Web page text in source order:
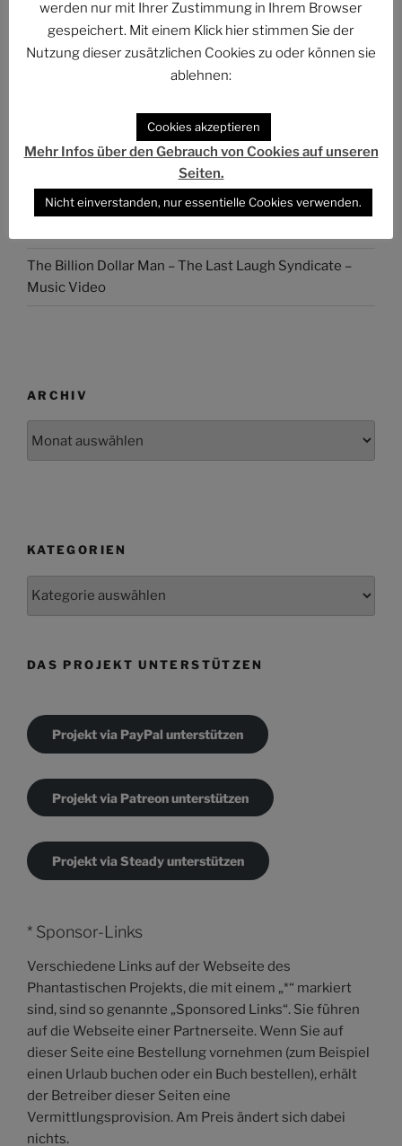
PHANTUM NOVA 001 – Der Neubeginn
Der Stand der Dinge beim QUADRUVIUM CLUB
DAS PHANTASTISCHE PROJEKT – Hinein, hindurch
und darüber hinaus…
Abmahnung gegen BKM: Buchhandlung geht rechtlich
gegen Interview-Äußerungen des
The Billion Dollar Man – The Last Laugh Syndicate –
Music Video
ARCHIV
KATEGORIEN
DAS PROJEKT UNTERSTÜTZEN
Projekt via PayPal unterstützen
Projekt via Patreon unterstützen
Projekt via Steady unterstützen
* Sponsor-Links
Verschiedene Links auf der Webseite des
Phantastischen Projekts, die mit einem „*“ markiert
sind, sind so genannte „Sponsored Links“. Sie führen
auf die Webseite einer Partnerseite. Wenn Sie auf
dieser Seite eine Bestellung vornehmen (zum Beispiel
einen Urlaub buchen oder ein Buch bestellen), erhält
der Betreiber dieser Seiten eine
Vermittlungsprovision. Am Preis ändert sich dabei
nichts.
werden nur mit Ihrer Zustimmung in Ihrem Browser
gespeichert. Mit einem Klick hier stimmen Sie der
Nutzung dieser zusätzlichen Cookies zu oder können sie
ablehnen:
Cookies akzeptieren
Mehr Infos über den Gebrauch von Cookies auf unseren
Seiten.
Nicht einverstanden, nur essentielle Cookies verwenden.